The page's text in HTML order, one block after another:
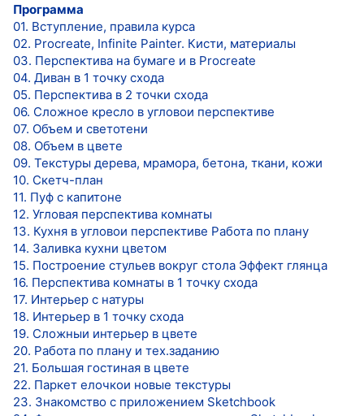
Программа
01. Вступление, правила курса
02. Procreate, Infinite Painter. Кисти, материалы
03. Перспектива на бумаге и в Procreate
04. Диван в 1 точку схода
05. Перспектива в 2 точки схода
06. Сложное кресло в угловои перспективе
07. Объем и светотени
08. Объем в цвете
09. Текстуры дерева, мрамора, бетона, ткани, кожи
10. Скетч-план
11. Пуф с капитоне
12. Угловая перспектива комнаты
13. Кухня в угловои перспективе Работа по плану
14. Заливка кухни цветом
15. Построение стульев вокруг стола Эффект глянца
16. Перспектива комнаты в 1 точку схода
17. Интерьер с натуры
18. Интерьер в 1 точку схода
19. Сложныи интерьер в цвете
20. Работа по плану и тех.заданию
21. Большая гостиная в цвете
22. Паркет елочкои новые текстуры
23. Знакомство с приложением Sketchbook